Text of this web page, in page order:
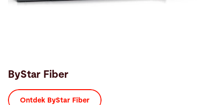
ByStar Fiber
Ontdek ByStar Fiber